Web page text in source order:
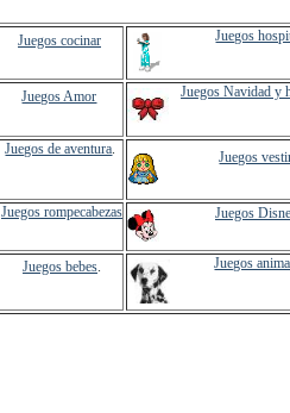
Juegos cocinar Juegos
Juegos Amor Juegos Navidad y
Juegos de aventura. Juegos
Juegos rompecabezas Juegos
Juegos bebes. Juegos